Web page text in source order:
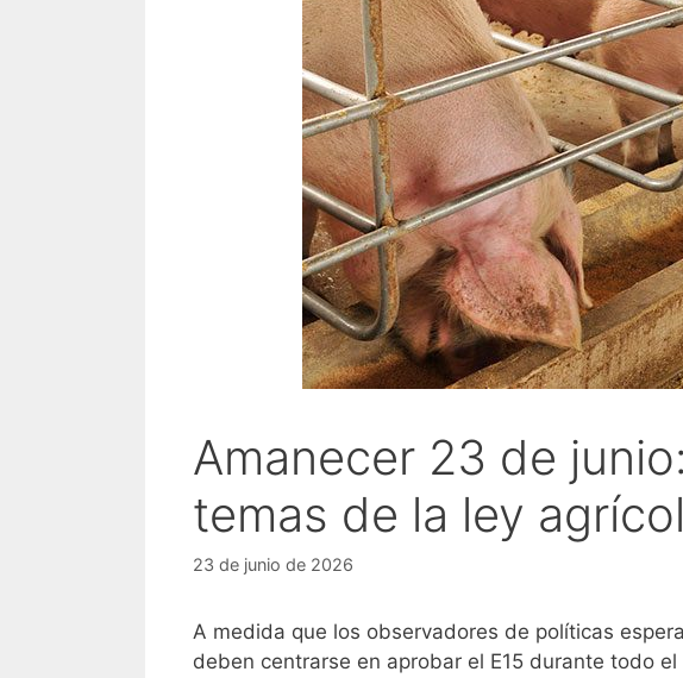
Amanecer 23 de
temas de la ley
23 de junio de 2026
A medida que los observadores de políticas
deben centrarse en aprobar el E15 durante todo